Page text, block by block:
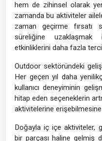
hem de zihinsel olarak
zamanda bu aktiviteler
zaman geçirme fırsatı
süreliğine
etkinliklerini daha fazla
Outdoor sektöründeki
Her geçen yıl daha
kullanıcı deneyiminin
hitap eden seçeneklerin
aktivitelerine erişebilmesine
Doğayla iç içe aktiviteler,
bir parçası haline gelmiş